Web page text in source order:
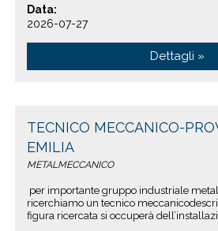
Data:
2026-07-27
Dettagli »
TECNICO MECCANICO-
EMILIA
METALMECCANICO
per importante gruppo industriale
ricerchiamo un tecnico
figura ricercata si occuperà